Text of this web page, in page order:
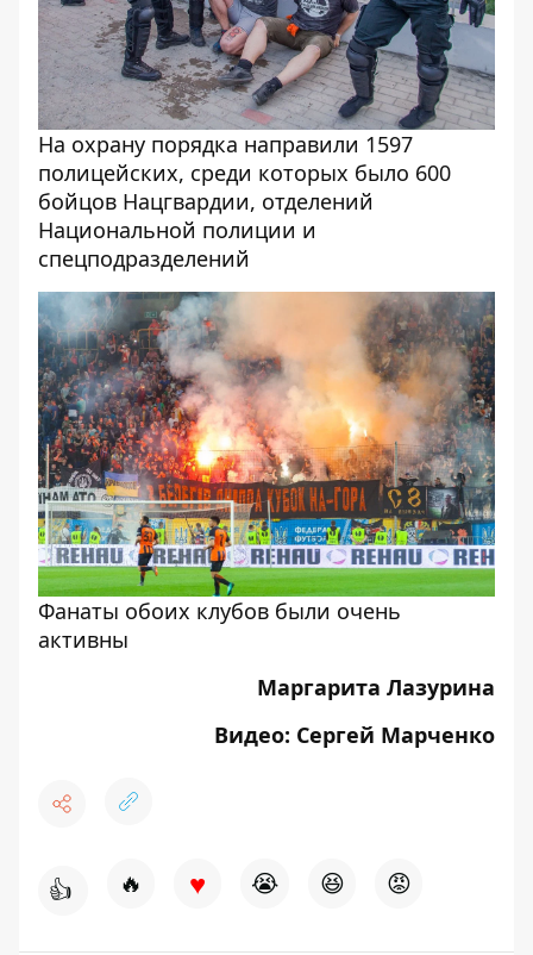
На охрану порядка направили 1597
полицейских, среди которых было 600
бойцов Нацгвардии, отделений
Национальной полиции и
спецподразделений
Фанаты обоих клубов были очень
активны
Маргарита Лазурина
Видео: Сергей Марченко
👍 🔥 ♥ 😭 😆 😡